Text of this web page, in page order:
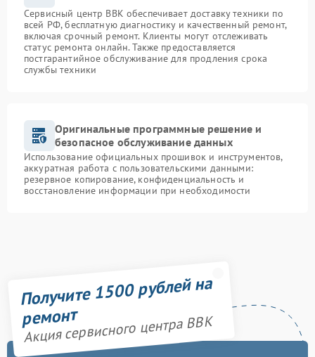
Сервисный центр BBK обеспечивает доставку техники по
всей РФ, бесплатную диагностику и качественный ремонт,
включая срочный ремонт. Клиенты могут отслеживать
статус ремонта онлайн. Также предоставляется
постгарантийное обслуживание для продления срока
службы техники
Оригинальные программные решение и
безопасное обслуживание данных
Использование официальных прошивок и инструментов,
аккуратная работа с пользовательскими данными:
резервное копирование, конфиденциальность и
восстановление информации при необходимости
Получите 1500 рублей на
ремонт
Акция сервисного центра BBK